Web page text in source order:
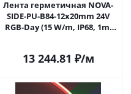
Лента герметичная NOVA-
SIDE-PU-B84-12x20mm 24V
RGB-Day (15 W/m, IP68, 1m,
13 244.81 ₽/м